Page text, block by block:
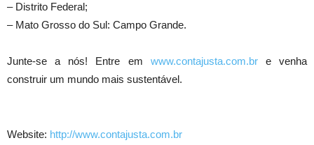
– Distrito Federal;
– Mato Grosso do Sul: Campo Grande.
Junte-se a nós! Entre em www.contajusta.com.bre venha
construir um mundo mais sustentável.
Website: http://www.contajusta.com.br